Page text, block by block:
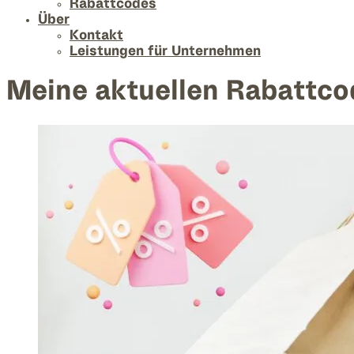
Rabattcodes
Über
Kontakt
Leistungen für Unternehmen
Meine aktuellen